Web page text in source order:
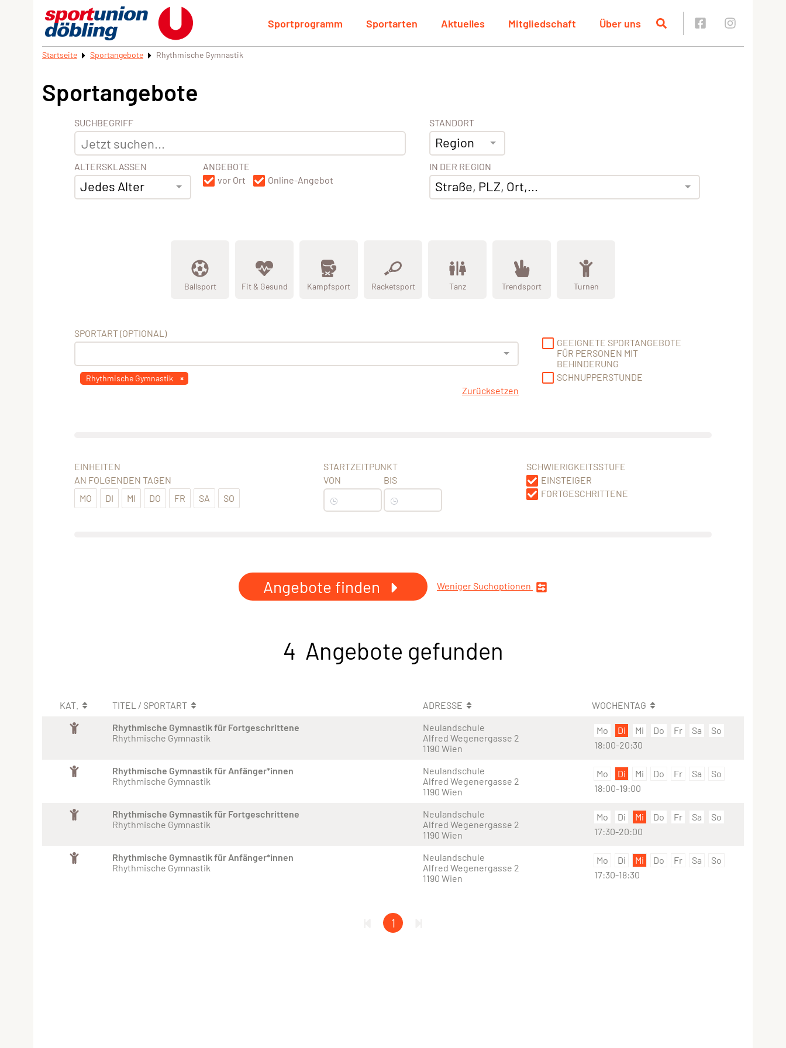
Sportprogramm Sportarten Aktuelles Mitgliedschaft Über uns
Startseite Sportangebote Rhythmische Gymnastik
Sportangebote
SUCHBEGRIFF
ALTERSKLASSEN
Jedes Alter
ANGEBOTE
vor Ort
Online-Angebot
STANDORT
Region
IN DER REGION
Straße, PLZ, Ort,...
Ballsport Fit & Gesund Kampfsport Racketsport Tanz Trendsport Turnen
SPORTART (OPTIONAL)
Rhythmische Gymnastik
Zurücksetzen
GEEIGNETE SPORTANGEBOTE
FÜR PERSONEN MIT
BEHINDERUNG
SCHNUPPERSTUNDE
EINHEITEN
AN FOLGENDEN TAGEN
MO
DI MI DO FR SA SO
STARTZEITPUNKT
VON
BIS
SCHWIERIGKEITSSTUFE
EINSTEIGER
FORTGESCHRITTENE
Angebote finden Weniger Suchoptionen
4 Angebote gefunden
KAT. TITEL / SPORTART ADRESSE
WOCHENTAG
Rhythmische Gymnastik für Fortgeschrittene
Rhythmische Gymnastik
Neulandschule
Alfred Wegenergasse 2
1190 Wien
Mo Di Mi Do Fr Sa
So
18:00-20:30
Rhythmische Gymnastik für Anfänger*innen
Rhythmische Gymnastik
Neulandschule
Alfred Wegenergasse 2
1190 Wien
Mo Di Mi Do Fr Sa
So
18:00-19:00
Rhythmische Gymnastik für Fortgeschrittene
Rhythmische Gymnastik
Neulandschule
Alfred Wegenergasse 2
1190 Wien
Mo Di Mi Do Fr Sa
So
17:30-20:00
Rhythmische Gymnastik für Anfänger*innen
Rhythmische Gymnastik
Neulandschule
Alfred Wegenergasse 2
1190 Wien
Mo Di Mi Do Fr Sa
So
17:30-18:30
1